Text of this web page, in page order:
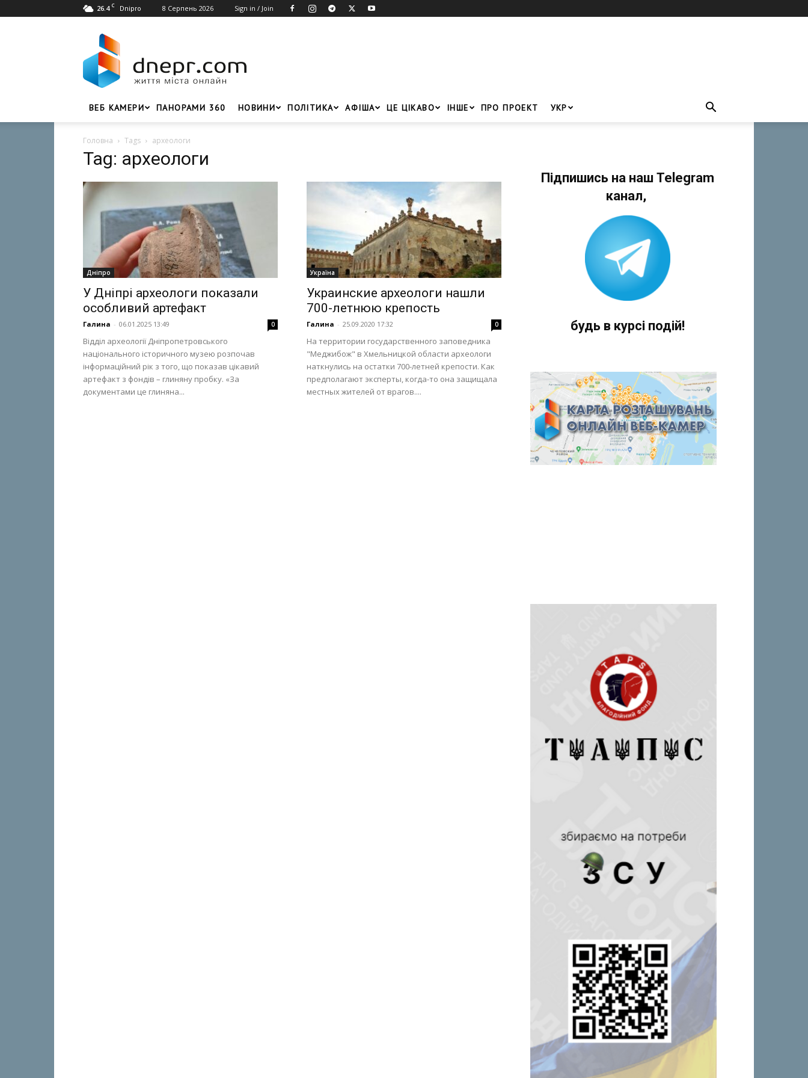
26.4 C Dnipro 8 Серпень 2026 Sign in / Join
Головний
портал
Дніпра
ВЕБ КАМЕРИ ПАНОРАМИ 360 НОВИНИ ПОЛІТИКА АФІША ЦЕ ЦІКАВО ІНШЕ ПРО ПРОЕКТ УКР
Головна Tags археологи
Tag: археологи
Дніпро
У Дніпрі археологи показали
особливий артефакт
Галина - 06.01.2025 13:49 0
Відділ археології Дніпропетровського
національного історичного музею розпочав
інформаційний рік з того, що показав цікавий
артефакт з фондів – глиняну пробку. «За
документами це глиняна...
Україна
Украинские археологи нашли
700-летнюю крепость
Галина - 25.09.2020 17:32 0
На территории государственного заповедника
"Меджибож" в Хмельницкой области археологи
наткнулись на остатки 700-летней крепости. Как
предполагают эксперты, когда-то она защищала
местных жителей от врагов....
Підпишись на наш Telegram
канал,
будь в курсі подій!